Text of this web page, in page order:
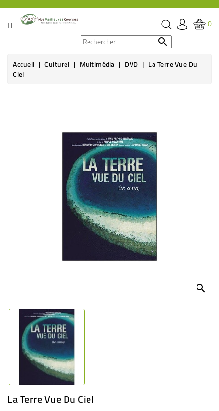
CATÉGORIE
ÉPICERIE
0

Accueil Culturel Multimédia DVD La Terre Vue Du
Ciel
search
La Terre Vue Du Ciel